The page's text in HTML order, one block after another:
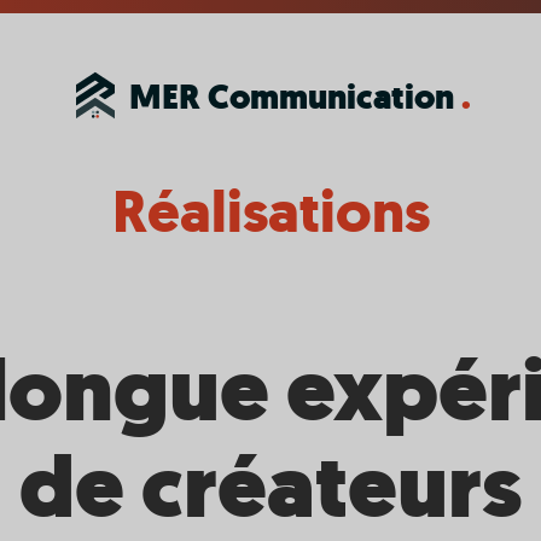
MERCommunication.
Réalisations
de créateurs